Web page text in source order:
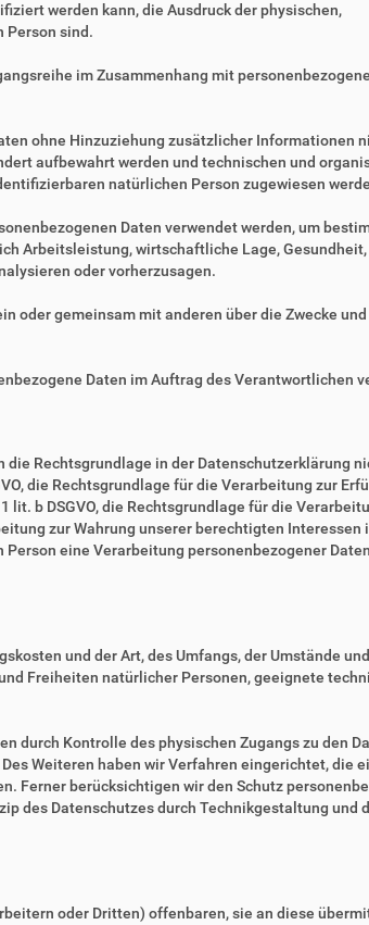
werden kann, die Ausdruck der physischen,
Person sind.
im Zusammenhang mit
ohne Hinzuziehung zusätzlicher Informationen
aufbewahrt werden und technischen und
natürlichen Person zugewiesen
Daten verwendet werden, um
Arbeitsleistung, wirtschaftliche Lage,
oder vorherzusagen.
oder gemeinsam mit anderen über die Zwecke
Daten im Auftrag des Verantwortlichen
die Rechtsgrundlage in der Datenschutzerklärung
die Rechtsgrundlage für die Verarbeitung zur
b DSGVO, die Rechtsgrundlage für die
zur Wahrung unserer berechtigten Interessen
eine Verarbeitung personenbezogener
und der Art, des Umfangs, der Umstände
Freiheiten natürlicher Personen, geeignete
durch Kontrolle des physischen Zugangs zu den
Weiteren haben wir Verfahren eingerichtet, die
Ferner berücksichtigen wir den Schutz
des Datenschutzes durch Technikgestaltung und
oder Dritten) offenbaren, sie an diese